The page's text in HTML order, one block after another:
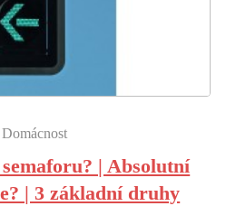
| Absolutní
| 3 základní druhy